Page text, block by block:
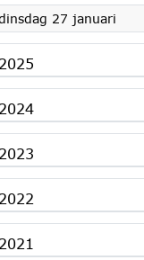
27 januari
2025
2024
2023
2022
2021